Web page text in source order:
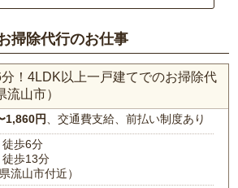
掃除代行のお仕事
！4LDK以上一戸建てでのお掃除代
山市）
1,860円 、交通費支給、前払い制度あり
歩6分
歩13分
流山市付近）